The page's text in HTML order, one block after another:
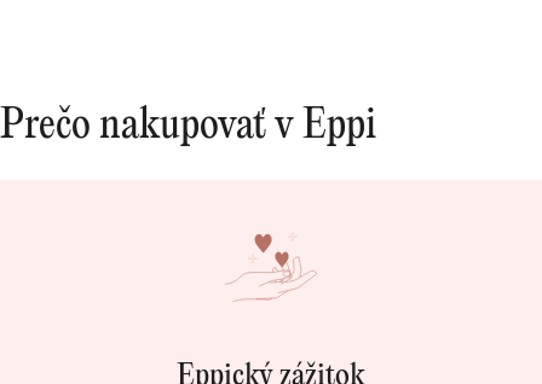
Prečo nakupovať v Eppi
Eppický zážitok